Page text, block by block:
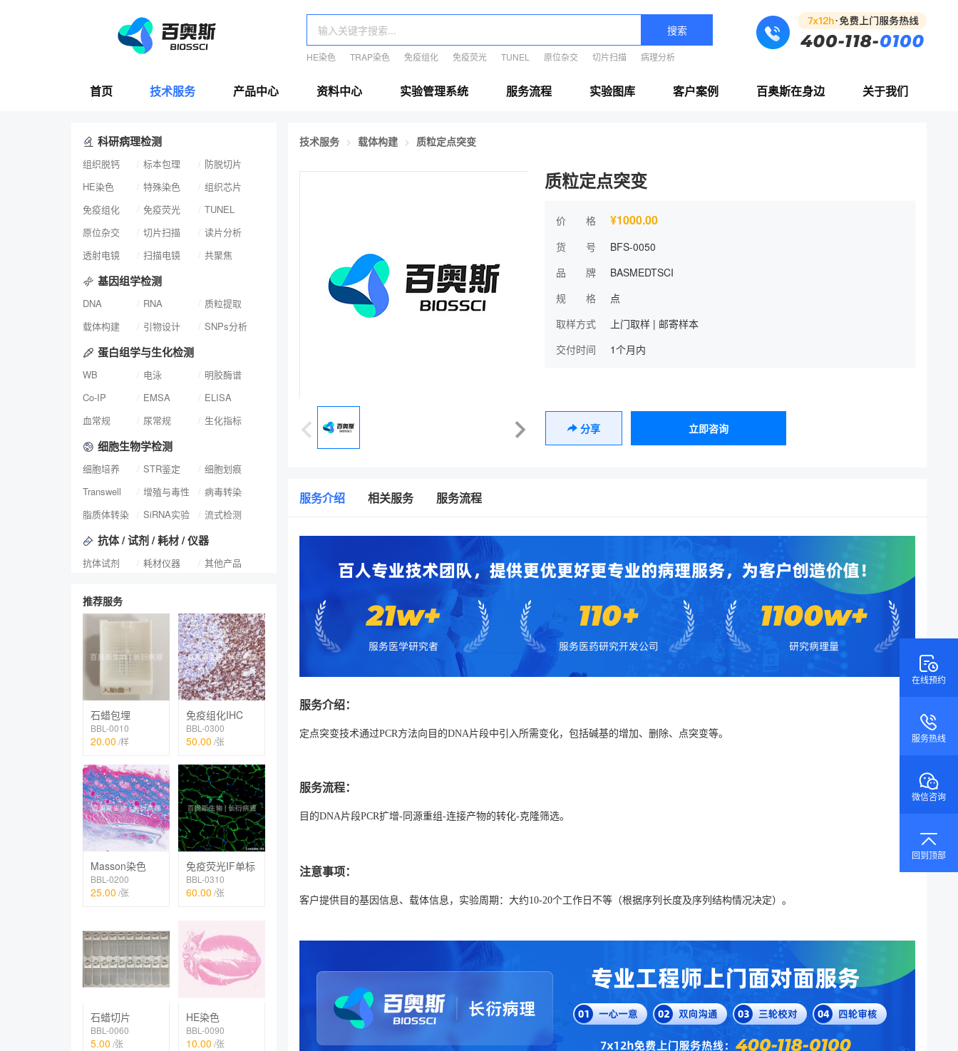
搜索
HE染色 TRAP染色 免疫组化 免疫荧光 TUNEL 原位杂交 切片扫描 病理分析
首页 技术服务 产品中心 资料中心 实验管理系统 服务流程 实验图库 客户案例 百奥斯在身边 关于我们
科研病理检测
组织脱钙 标本包理
防脱切片
HE染色
特殊染色
组织芯片
免疫组化
免疫荧光
TUNEL
原位杂交
切片扫描
读片分析
透射电镜
扫描电镜 共聚焦
基因组学检测
DNA RNA
质粒提取
载体构建
引物设计 SNPs分析
蛋白组学与生化检测
WB 电泳
明胶酶谱
Co-IP
EMSA
ELISA
血常规
尿常规 生化指标
细胞生物学检测
细胞培养 STR鉴定
细胞划痕
Transwell
增殖与毒性
病毒转染
脂质体转染
SiRNA实验 流式检测
抗体 / 试剂 / 耗材 / 仪器
抗体试剂 耗材仪器 其他产品
推荐服务
石蜡包埋
BBL-0010
20.00 /样
免疫组化IHC
BBL-0300
50.00 /张
Masson染色
BBL-0200
25.00 /张
免疫荧光IF单标
BBL-0310
60.00 /张
石蜡切片
BBL-0060
5.00 /张
HE染色
BBL-0090
10.00 /张
技术服务 载体构建 质粒定点突变
质粒定点突变
价 格 ¥1000.00
货 号
BFS-0050
品 牌
BASMEDTSCI
规 格
点
取样方式
上门取样 | 邮寄样本
交付时间
1个月内
分享 立即咨询
服务介绍 相关服务 服务流程
服务介绍：
定点突变技术通过PCR方法向目的DNA片段中引入所需变化，包括碱基的增加、删除、点突变等。
服务流程：
目的DNA片段PCR扩增-同源重组-连接产物的转化-克隆筛选。
注意事项：
客户提供目的基因信息、载体信息，实验周期：大约10-20个工作日不等（根据序列长度及序列结构情况决定）。
在线预约
服务热线
微信咨询
回到顶部